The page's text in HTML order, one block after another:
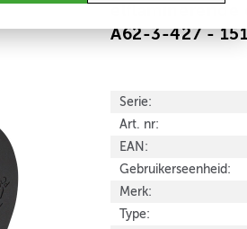
A62-3-427 -
Serie:
Art. nr:
EAN:
Gebruikerseenheid:
Merk:
Type: